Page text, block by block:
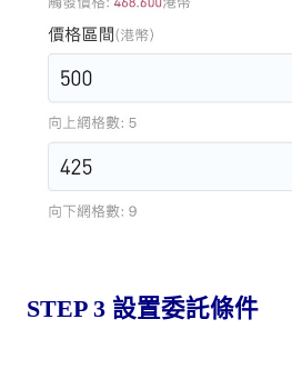
STEP 3 設置委託條件